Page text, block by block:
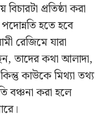
প্রতিষ্ঠা করা
হতে হবে
রেজিমে যারা
তাদের কথা আলাদা,
কাউকে মিথ্যা তথ্য
বঞ্চনা করা হলে